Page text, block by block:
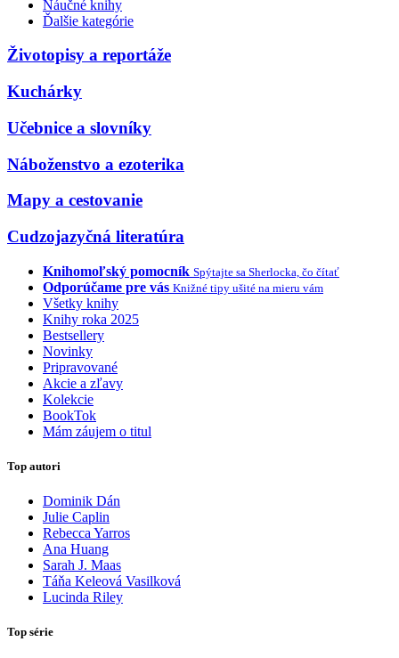
Náučné knihy
Ďalšie kategórie
Životopisy a reportáže
Kuchárky
Učebnice a slovníky
Náboženstvo a ezoterika
Mapy a cestovanie
Cudzojazyčná literatúra
Knihomoľský pomocník Spýtajte sa Sherlocka, čo čítať
Odporúčame pre vás Knižné tipy ušité na mieru vám
Všetky knihy
Knihy roka 2025
Bestsellery
Novinky
Pripravované
Akcie a zľavy
Kolekcie
BookTok
Mám záujem o titul
Top autori
Dominik Dán
Julie Caplin
Rebecca Yarros
Ana Huang
Sarah J. Maas
Táňa Keleová Vasilková
Lucinda Riley
Top série